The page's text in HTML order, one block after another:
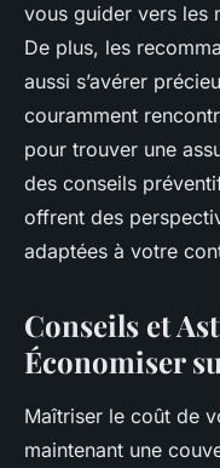
vous guider vers les
De plus, les
aussi s’avérer
couramment
pour trouver une
des conseils
offrent des
adaptées à votre
Conseils et
Économiser
Maîtriser le coût de
maintenant une